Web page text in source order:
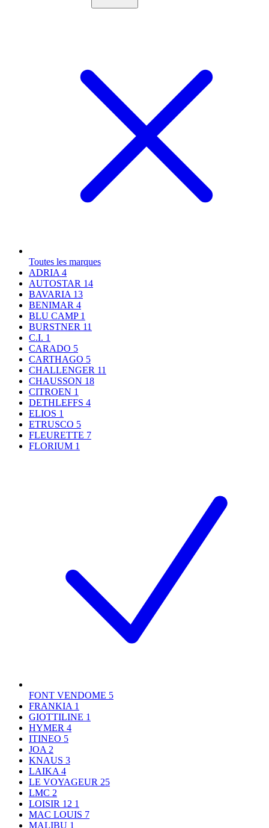
Toutes les marques
ADRIA 4
AUTOSTAR 14
BAVARIA 13
BENIMAR 4
BLU CAMP 1
BURSTNER 11
C.I. 1
CARADO 5
CARTHAGO 5
CHALLENGER 11
CHAUSSON 18
CITROEN 1
DETHLEFFS 4
ELIOS 1
ETRUSCO 5
FLEURETTE 7
FLORIUM 1
FONT VENDOME 5
FRANKIA 1
GIOTTILINE 1
HYMER 4
ITINEO 5
JOA 2
KNAUS 3
LAIKA 4
LE VOYAGEUR 25
LMC 2
LOISIR 12 1
MAC LOUIS 7
MALIBU 1